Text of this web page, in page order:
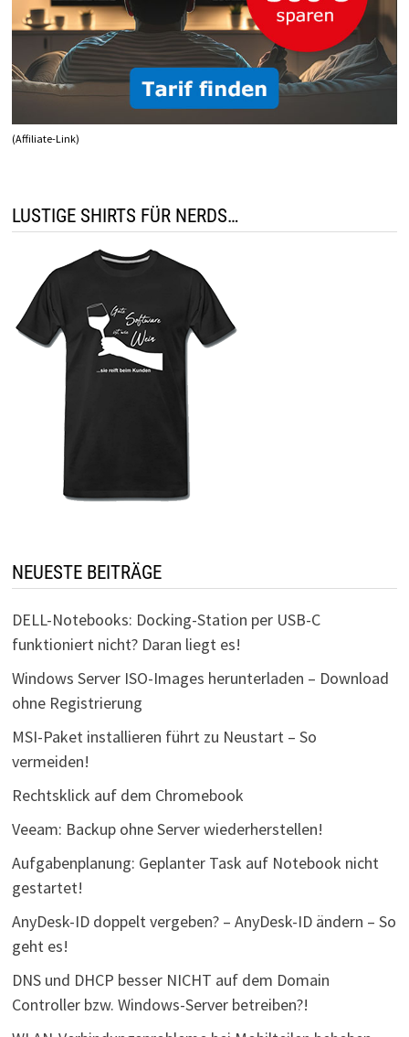
(Affiliate-Link)
LUSTIGE SHIRTS FÜR NERDS…
NEUESTE BEITRÄGE
DELL-Notebooks: Docking-Station per USB-C
funktioniert nicht? Daran liegt es!
Windows Server ISO-Images herunterladen – Download
ohne Registrierung
MSI-Paket installieren führt zu Neustart – So
vermeiden!
Rechtsklick auf dem Chromebook
Veeam: Backup ohne Server wiederherstellen!
Aufgabenplanung: Geplanter Task auf Notebook nicht
gestartet!
AnyDesk-ID doppelt vergeben? – AnyDesk-ID ändern – So
geht es!
DNS und DHCP besser NICHT auf dem Domain
Controller bzw. Windows-Server betreiben?!